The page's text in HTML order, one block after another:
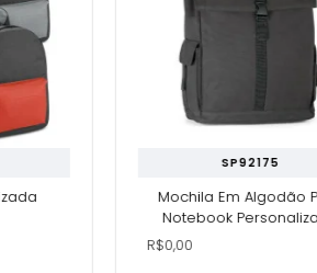
SP92175
Mochila Em Algodão Para
Notebook Personalizada
R$0,00